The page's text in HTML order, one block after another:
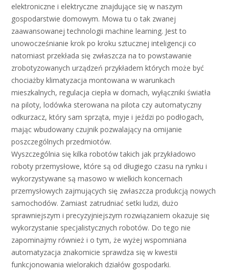
elektroniczne i elektryczne znajdujące się w naszym
gospodarstwie domowym. Mowa tu o tak zwanej
zaawansowanej technologii machine learning. Jest to
unowocześnianie krok po kroku sztucznej inteligencji co
natomiast przekłada się zwłaszcza na to powstawanie
zrobotyzowanych urządzeń przykładem których może być
chociażby klimatyzacja montowana w warunkach
mieszkalnych, regulacja ciepła w domach, wyłączniki światła
na piloty, lodówka sterowana na pilota czy automatyczny
odkurzacz, który sam sprząta, myje i jeździ po podłogach,
mając wbudowany czujnik pozwalający na omijanie
poszczególnych przedmiotów.
Wyszczególnia się kilka robotów takich jak przykładowo
roboty przemysłowe, które są od długiego czasu na rynku i
wykorzystywane są masowo w wielkich koncernach
przemysłowych zajmujących się zwłaszcza produkcją nowych
samochodów. Zamiast zatrudniać setki ludzi, dużo
sprawniejszym i precyzyjniejszym rozwiązaniem okazuje się
wykorzystanie specjalistycznych robotów. Do tego nie
zapominajmy również i o tym, że wyżej wspomniana
automatyzacja znakomicie sprawdza się w kwestii
funkcjonowania wielorakich działów gospodarki.